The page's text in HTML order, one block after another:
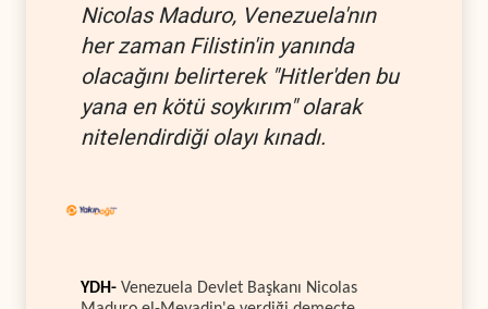
Nicolas Maduro, Venezuela'nın
her zaman Filistin'in yanında
olacağını belirterek "Hitler'den bu
yana en kötü soykırım" olarak
nitelendirdiği olayı kınadı.
YDH- Venezuela Devlet Başkanı Nicolas